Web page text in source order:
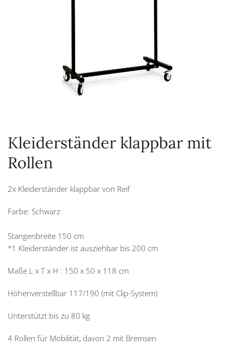
Kleiderständer klappbar mit
Rollen
2x Kleiderständer klappbar von Reif
Farbe: Schwarz
Stangenbreite 150 cm
*1 Kleiderständer ist ausziehbar bis 200 cm
Maße L x T x H : 150 x 50 x 118 cm
Höhenverstellbar 117/190 (mit Clip-System)
Unterstützt bis zu 80 kg
4 Rollen für Mobilität, davon 2 mit Bremsen